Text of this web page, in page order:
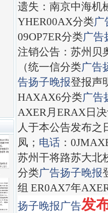
遗失：南京中海机
YHER00AX分类广
09OP7ER分类广告
注销公告：苏州贝
（统一信分类广告
告扬子晚报登报声
HAXAX6分类广告
AXER月ERAX日
人于本公告发布之
凤； 电话 ：
苏州干将路苏大北
分类广告扬子晚报
组 ER0AX7年
扬子晚报广告发